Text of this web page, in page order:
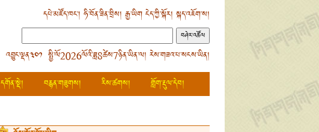
དཔེ་མཛོད་ཁང་། ཧི་བོན་ཟིན་བྲིས། རྒྱ་ཡིགངེད་ཀྱི་སྐོར། སྐད་འཇོག་ས།
འབྱུང་ལྡན༣༠༡ སྤྱི་ལོ2026ལོའི་ཟླ8ཚེས7ཉིན་ཡིན་ལ། རེས་གཟའ་པ་སངས་ཡིན།
དགོན་སྡེ། བརྙན་གཟུགས། རིས་ཚགས།
གློག་རྡུལ་དེབ།